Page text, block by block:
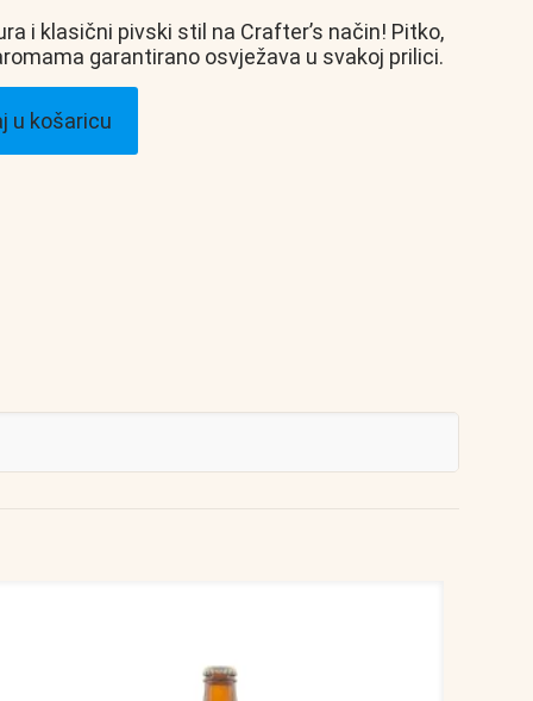
i klasični pivski stil na Crafter’s način! Pitko,
garantirano osvježava u svakoj prilici.
u košaricu